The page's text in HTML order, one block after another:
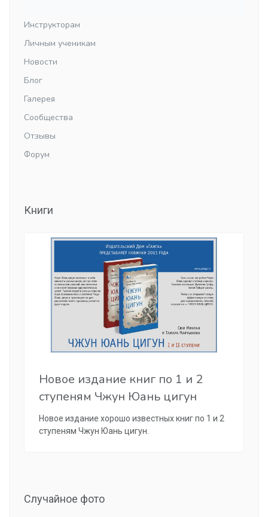
Инструкторам
Личным ученикам
Новости
Блог
Галерея
Сообщества
Отзывы
Форум
Книги
Новое издание книг по 1 и 2
ступеням Чжун Юань цигун
Новое издание хорошо известных книг по 1 и 2
ступеням Чжун Юань цигун.
Случайное фото